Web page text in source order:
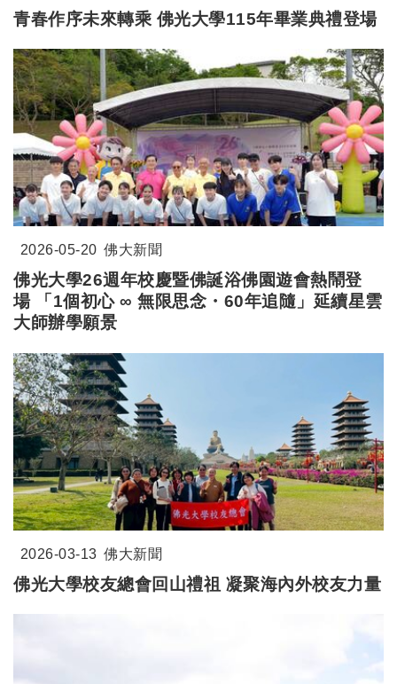
青春作序未來轉乘 佛光大學115年畢業典禮登場
2026-05-20 佛大新聞
佛光大學26週年校慶暨佛誕浴佛園遊會熱鬧登
場 「1個初心 ∞ 無限思念・60年追隨」延續星雲
大師辦學願景
2026-03-13 佛大新聞
佛光大學校友總會回山禮祖 凝聚海內外校友力量